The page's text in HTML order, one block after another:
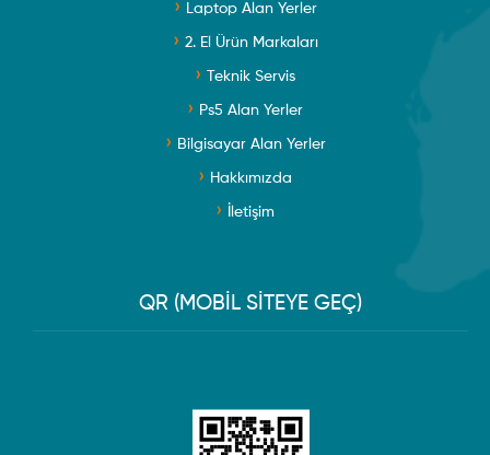
Laptop Alan Yerler
2. El Ürün Markaları
Teknik Servis
Ps5 Alan Yerler
Bilgisayar Alan Yerler
Hakkımızda
İletişim
QR (MOBİL SİTEYE GEÇ)